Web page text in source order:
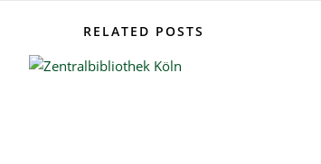
RELATED POSTS